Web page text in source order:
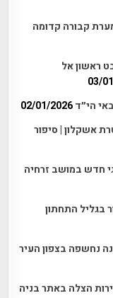
קבורה קדומה
ראשון אל
03/
הי״ד 02/01/2026
אשקלון | סיפור
חדש במושב זרחיה
בגליל התחתון
אחוזה שומרונית מפוארת בת 1,600 שנה נחשפה בצפון העיר
התגלו בחפירות הצלה באתר בניה